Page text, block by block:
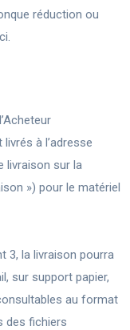
réduction ou
à l’adresse
livraison sur la
») pour le matériel
3, la livraison pourra
sur support papier,
au format
des fichiers